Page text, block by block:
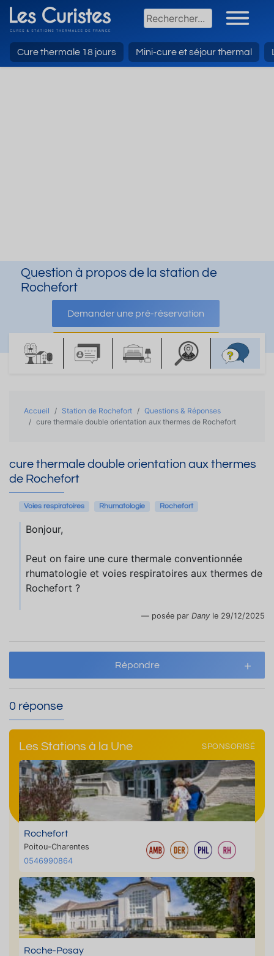
Cure thermale 18 jours Mini-cure et séjour thermal
Question à propos de la station de
Rochefort
Demander une pré-réservation
Demander une documentation
Accueil Station de Rochefort
Questions & Réponses
cure thermale double orientation aux thermes de Rochefort
cure thermale double orientation aux thermes
de Rochefort
Voies respiratoires Rhumatologie Rochefort
Bonjour,
Peut on faire une cure thermale conventionnée
rhumatologie et voies respiratoires aux thermes de
Rochefort ?
posée par Dany le 29/12/2025
Répondre
0 réponse
Les Stations à la Une SPONSORISÉ
Rochefort
Poitou-Charentes
0546990864
Roche-Posay